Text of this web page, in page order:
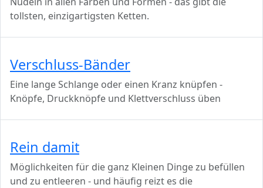
tollsten, einzigartigsten Ketten.
Verschluss-Bänder
Eine lange Schlange oder einen Kranz knüpfen -
Knöpfe, Druckknöpfe und Klettverschluss üben
Rein damit
Möglichkeiten für die ganz Kleinen Dinge zu befüllen
und zu entleeren - und häufig reizt es die